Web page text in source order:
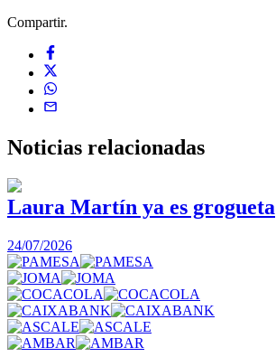
Compartir.
Noticias relacionadas
Laura Martín ya es grogueta
24/07/2026